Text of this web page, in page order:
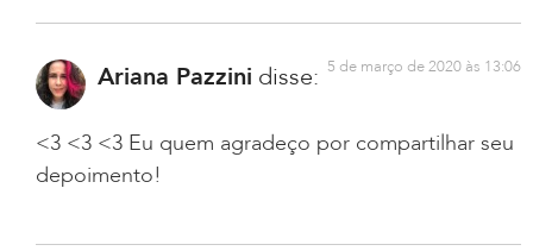
Ariana Pazzini disse: 5 de março de 2020 às 13:06
<3 <3 <3 Eu quem agradeço por compartilhar seu
depoimento!